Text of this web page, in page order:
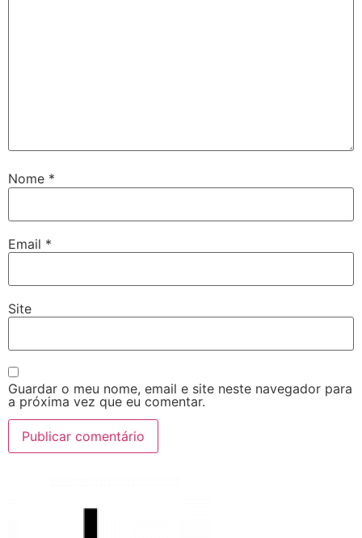
Nome *
Email *
Site
Guardar o meu nome, email e site neste navegador para
a próxima vez que eu comentar.